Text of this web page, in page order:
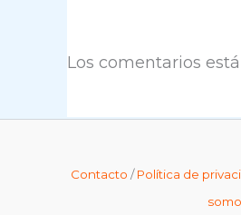
Los comentarios
Contacto /Política de